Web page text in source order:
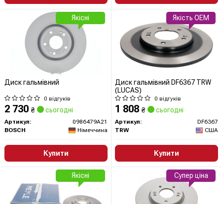
Диск гальмівний
0 відгуків
2 730 ₴ сьогодні
Артикул:
0986479A21
BOSCH
Німеччина
Купити
Якісні
Диск гальмівний DF6367 TRW
(LUCAS)
0 відгуків
1 808 ₴ сьогодні
Артикул:
DF6367
TRW
США
Купити
Якість OEM
Якісні Супер ціна